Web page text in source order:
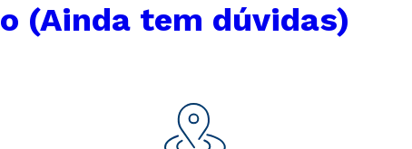
(Ainda tem dúvidas)